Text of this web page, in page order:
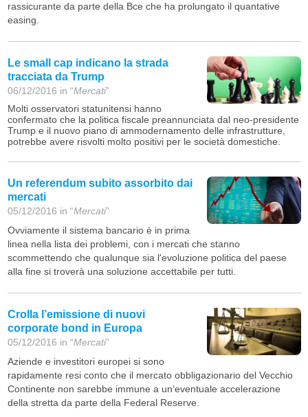
rassicurante da parte della Bce che ha prolungato il quantative
easing.
Le small cap indicano la strada
tracciata da Trump
06/12/2016 in “Mercati”
Molti osservatori statunitensi hanno
confermato che la politica fiscale preannunciata dal neo-presidente
Trump e il nuovo piano di ammodernamento delle infrastrutture,
potrebbe avere risvolti molto positivi per le società domestiche.
Un referendum subito assorbito dai
mercati
05/12/2016 in “Mercati”
Ovviamente il sistema bancario è in prima
linea nella lista dei problemi, con i mercati che stanno
scommettendo che qualunque sia l'evoluzione politica del paese
alla fine si troverà una soluzione accettabile per tutti.
Crolla l’emissione di nuovi
corporate bond in Europa
05/12/2016 in “Mercati”
Aziende e investitori europei si sono
rapidamente resi conto che il mercato obbligazionario del Vecchio
Continente non sarebbe immune a un’eventuale accelerazione
della stretta da parte della Federal Reserve.